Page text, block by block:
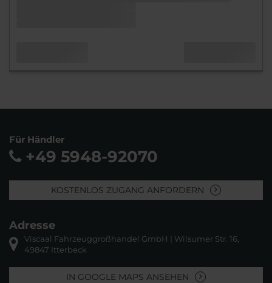
Für Händler
+49 5948-92070
KOSTENLOS ZUGANG ANFORDERN
Adresse
Viscaal Fahrzeuggroßhandel GmbH | Wilsumer Str. 16,
49847 Itterbeck
IN GOOGLE MAPS ANSEHEN